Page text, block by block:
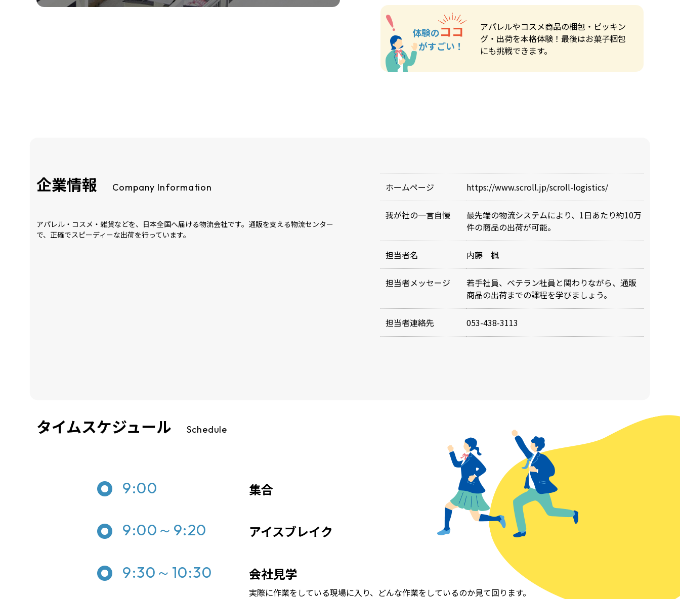
体験のココ
がすごい！
アパレルやコスメ商品の梱包・ピッキン
グ・出荷を本格体験！最後はお菓子梱包
にも挑戦できます。
企業情報 Company Information
アパレル・コスメ・雑貨などを、日本全国へ届ける物流会社です。通販を支える物流センター
で、正確でスピーディーな出荷を行っています。
ホームページ https://www.scroll.jp/scroll-logistics/
我が社の一言自慢
最先端の物流システムにより、1日あたり約10万
件の商品の出荷が可能。
担当者名 内藤 楓
担当者メッセージ
若手社員、ベテラン社員と関わりながら、通販
商品の出荷までの課程を学びましょう。
担当者連絡先 053-438-3113
タイムスケジュール Schedule
9:00 集合
9:00～9:20 アイスブレイク
9:30～10:30 会社見学
実際に作業をしている現場に入り、どんな作業をしているのか見て回ります。